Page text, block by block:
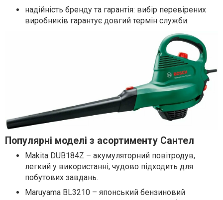
надійність бренду та гарантія: вибір перевірених
виробників гарантує довгий термін служби.
Популярні моделі з асортименту Сантел
Makita DUB184Z – акумуляторний повітродув,
легкий у використанні, чудово підходить для
побутових завдань.
Maruyama BL3210 – японський бензиновий